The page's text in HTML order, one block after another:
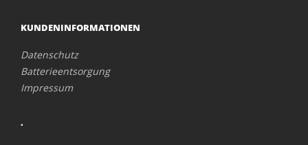
KUNDENINFORMATIONEN
Datenschutz
Batterieentsorgung
Impressum
.